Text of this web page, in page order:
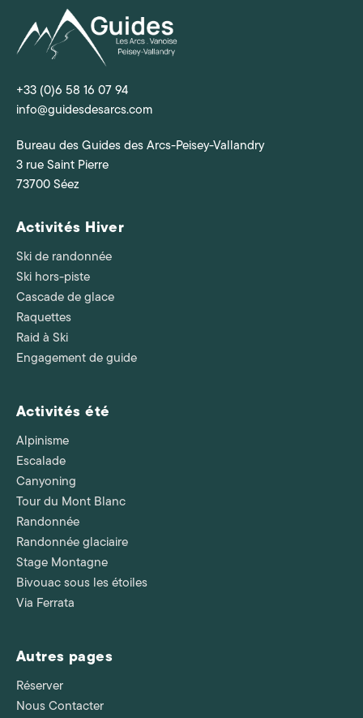
+33 (0)6 58 16 07 94
info@guidesdesarcs.com
Bureau des Guides des Arcs-Peisey-Vallandry
3 rue Saint Pierre
73700 Séez
Activités Hiver
Ski de randonnée
Ski hors-piste
Cascade de glace
Raquettes
Raid à Ski
Engagement de guide
Activités été
Alpinisme
Escalade
Canyoning
Tour du Mont Blanc
Randonnée
Randonnée glaciaire
Stage Montagne
Bivouac sous les étoiles
Via Ferrata
Autres pages
Réserver
Nous Contacter